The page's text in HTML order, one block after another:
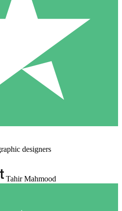
designers
Tahir Mahmood